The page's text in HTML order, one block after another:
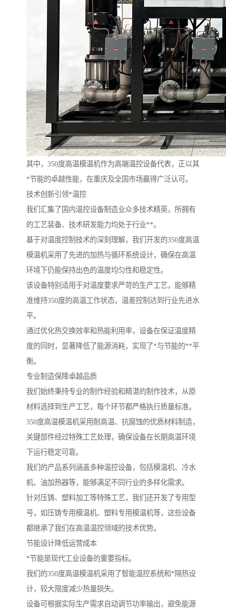
其中，350度高温模温机作为高端温控设备代表，正以其
*节能的卓越性能，在重庆及全国市场赢得广泛认可。
技术创新引领*温控
我们汇集了国内温控设备制造业众多技术精英，所拥有
的工艺装备、技术研发能力均处于行业**。
基于对温度控制技术的深刻理解，我们开发的350度高温
模温机采用了先进的加热与循环系统设计，确保在高温
环境下仍能保持出色的温度均匀性和稳定性。
该设备特别适用于对温度要求严苛的生产工艺，能够精
准维持350度的高温工作状态，温差控制达到行业先进水
平。
通过优化热交换效率和热能利用率，设备在保证温度精
度的同时，显著降低了能源消耗，实现了*与节能的**平
衡。
专业制造保障卓越品质
我们始终秉持专业的制作经验和精湛的制作技术，从原
材料选择到生产工艺，每个环节都严格执行质量标准。
350度高温模温机采用耐高温、抗腐蚀的优质材料制造，
关键部件经过特殊工艺处理，确保设备在长期高温环境
下运行稳定可靠。
我们的产品系列涵盖多种温控设备，包括模温机、冷水
机、油加热器等，能够满足不同行业的多样化需求。
针对压铸、塑料加工等特殊工艺，我们还开发了专用型
号，如压铸专用模温机、塑料专用模温机等，这些设备
都继承了我们在高温温控领域的技术优势。
节能设计降低运营成本
*节能是现代工业设备的重要指标。
我们的350度高温模温机采用了智能温控系统和*隔热设
计，较大限度减少热量损失。
设备可根据实际生产需求自动调节功率输出，避免能源